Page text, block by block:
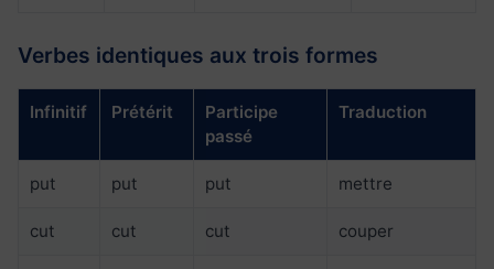
Verbes identiques aux trois formes
Infinitif Prétérit
Participe
passé
Traduction
put put put mettre
cut cut cut couper